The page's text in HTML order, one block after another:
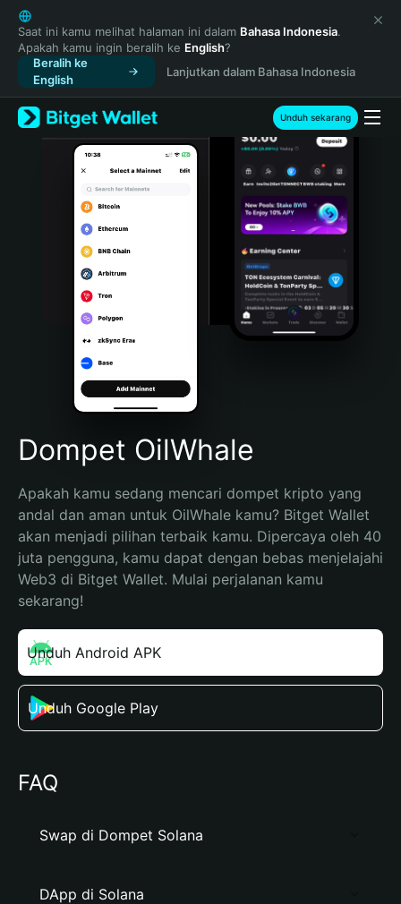
English
日本語
Tiếng Việt
Русский
Español (Latinoamérica)
Türkçe
Italiano
Português (Portugal)
Bahasa Indonesia
Português (Brasil)
Español (Argentina)
Saat ini kamu melihat halaman ini dalam Bahasa Indonesia.
Apakah kamu ingin beralih ke English?
Beralih ke
English
Lanjutkan dalam Bahasa Indonesia
Unduh sekarang
Dompet OilWhale
Apakah kamu sedang mencari dompet kripto yang
andal dan aman untuk OilWhale kamu? Bitget Wallet
akan menjadi pilihan terbaik kamu. Dipercaya oleh 40
juta pengguna, kamu dapat dengan bebas menjelajahi
Web3 di Bitget Wallet. Mulai perjalanan kamu
sekarang!
Unduh Android APK
Unduh Google Play
FAQ
Swap di Dompet Solana
DApp di Solana